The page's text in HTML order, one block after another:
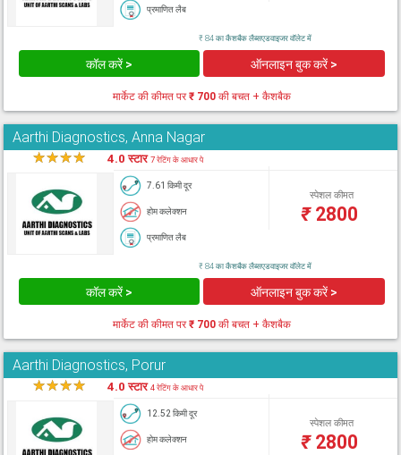
प्रमाणित लैब
₹ 84 का कैशबैक लैब्सएडवाइजर वॉलेट में
कॉल करें > ऑनलाइन बुक करें >
मार्केट की कीमत पर₹ 700की बचत + कैशबैक
Aarthi Diagnostics, Anna Nagar
★★★★ 4.0 स्टार7 रेटिंग के आधार पे
7.61 किमी दूर
होम कलेक्शन
प्रमाणित लैब
स्पेशल कीमत
₹2800
₹ 84 का कैशबैक लैब्सएडवाइजर वॉलेट में
कॉल करें > ऑनलाइन बुक करें >
मार्केट की कीमत पर₹ 700की बचत + कैशबैक
Aarthi Diagnostics, Porur
★★★★ 4.0 स्टार4 रेटिंग के आधार पे
12.52 किमी दूर
होम कलेक्शन
स्पेशल कीमत
₹2800